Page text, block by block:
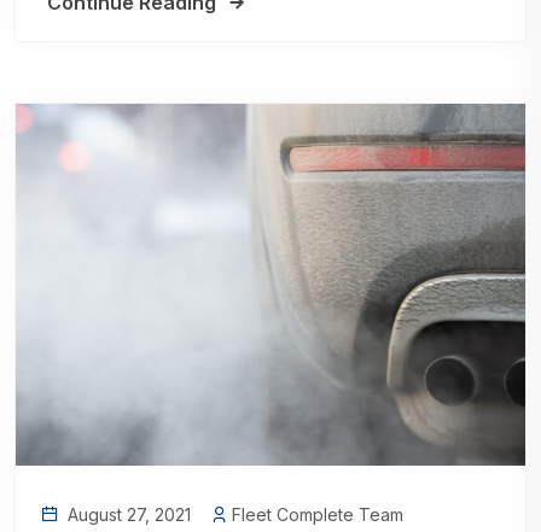
August 27, 2021 Fleet Complete Team